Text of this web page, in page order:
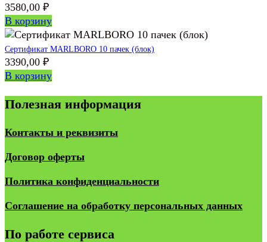
3580,00 ₽
В корзину
Сертификат MARLBORO 10 пачек (блок)
3390,00 ₽
В корзину
Полезная информация
Контакты и реквизиты
Договор оферты
Политика конфиденциальности
Соглашение на обработку персональных данных
По работе сервиса